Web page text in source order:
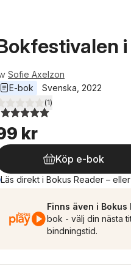
Sofie Axelzon
E-bok
Svenska 2022
utav 5 stjärnor. Totalt antal
(1)
kr
Köp e-bok
Läs direkt i Bokus Reader –
Finns även i Bokus
bok - välj din nästa
bindningstid.